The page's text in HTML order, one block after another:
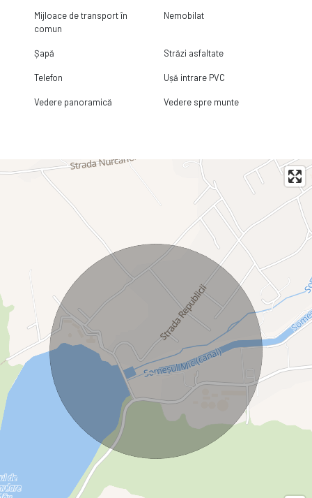
Mijloace de transport în
comun
Nemobilat
Șapă Străzi asfaltate
Telefon Ușă intrare PVC
Vedere panoramică Vedere spre munte